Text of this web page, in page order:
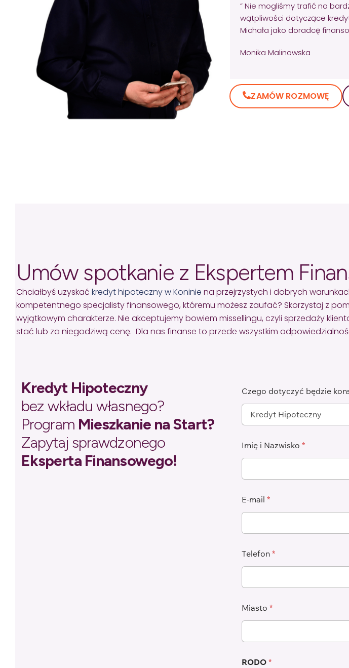
” Nie mogliśmy trafić na
wątpliwości dotyczące
Michała jako doradcę
Monika Malinowska
ZAMÓW ROZMOWĘ
Umów spotkanie z Ekspertem
Chciałbyś uzyskać kredyt hipoteczny w Koninie na przejrzystych i dobrych
kompetentnego specjalisty finansowego, któremu możesz zaufać? Skorzystaj z
wyjątkowym charakterze. Nie akceptujemy bowiem missellingu, czyli sprzedaży
stać lub za niegodziwą cenę. Dla nas finanse to przede wszystkim
Kredyt Hipoteczny
bez wkładu własnego?
Program Mieszkanie na Start?
Zapytaj sprawdzonego
Eksperta Finansowego!
Czego dotyczyć będzie
Imię i Nazwisko *
E-mail *
Telefon *
Miasto *
RODO *